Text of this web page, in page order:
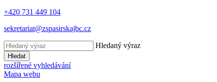
+420 731 449 104
sekretariat@zspasirskajbc.cz
Hledaný výraz
Hledat
rozšířené vyhledávání
Mapa webu